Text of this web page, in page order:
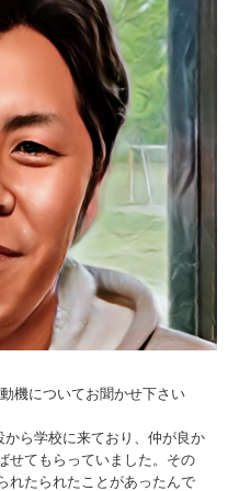
機についてお聞かせ下さい
ら学校に来ており、仲が良か
せてもらっていました。その
れたられたことがあったんで